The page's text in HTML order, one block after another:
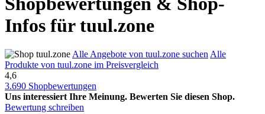
Infos für tuul.zone
Alle Angebote von tuul.zone suchen Alle
Produkte von tuul.zone im Preisvergleich
4,6
3.690 Shopbewertungen
Uns interessiert Ihre Meinung. Bewerten Sie diesen Shop.
Bewertung schreiben